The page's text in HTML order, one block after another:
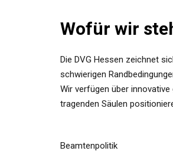
Wofür wir
Die DVG Hessen zeichnet
schwierigen
Wir verfügen über
tragenden Säulen
Beamtenpolitik